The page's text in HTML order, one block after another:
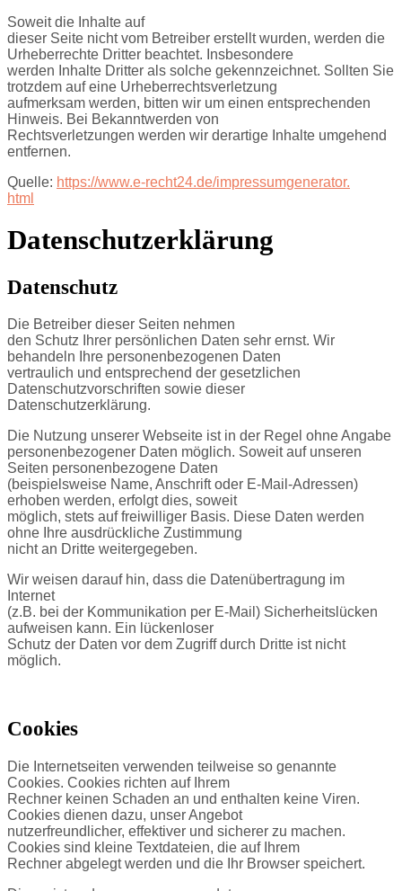
Soweit die Inhalte auf
dieser Seite nicht vom Betreiber erstellt wurden, werden die
Urheberrechte Dritter beachtet. Insbesondere
werden Inhalte Dritter als solche gekennzeichnet. Sollten Sie
trotzdem auf eine Urheberrechtsverletzung
aufmerksam werden, bitten wir um einen entsprechenden
Hinweis. Bei Bekanntwerden von
Rechtsverletzungen werden wir derartige Inhalte umgehend
entfernen.
Quelle: https://www.e-recht24.de/impressumgenerator.
html
Datenschutzerklärung
Datenschutz
Die Betreiber dieser Seiten nehmen
den Schutz Ihrer persönlichen Daten sehr ernst. Wir
behandeln Ihre personenbezogenen Daten
vertraulich und entsprechend der gesetzlichen
Datenschutzvorschriften sowie dieser
Datenschutzerklärung.
Die Nutzung unserer Webseite ist in der Regel ohne Angabe
personenbezogener Daten möglich. Soweit auf unseren
Seiten personenbezogene Daten
(beispielsweise Name, Anschrift oder E-Mail-Adressen)
erhoben werden, erfolgt dies, soweit
möglich, stets auf freiwilliger Basis. Diese Daten werden
ohne Ihre ausdrückliche Zustimmung
nicht an Dritte weitergegeben.
Wir weisen darauf hin, dass die Datenübertragung im
Internet
(z.B. bei der Kommunikation per E-Mail) Sicherheitslücken
aufweisen kann. Ein lückenloser
Schutz der Daten vor dem Zugriff durch Dritte ist nicht
möglich.
Cookies
Die Internetseiten verwenden teilweise so genannte
Cookies. Cookies richten auf Ihrem
Rechner keinen Schaden an und enthalten keine Viren.
Cookies dienen dazu, unser Angebot
nutzerfreundlicher, effektiver und sicherer zu machen.
Cookies sind kleine Textdateien, die auf Ihrem
Rechner abgelegt werden und die Ihr Browser speichert.